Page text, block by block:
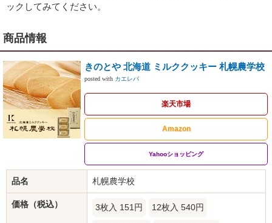
ックしてみてください。
商品情報
きのとや 北海道 ミルククッキー 札幌農学校
posted with カエレバ
楽天市場
Amazon
Yahooショッピング
品名 札幌農学校
価格（税込） 3枚入 151円 12枚入 540円